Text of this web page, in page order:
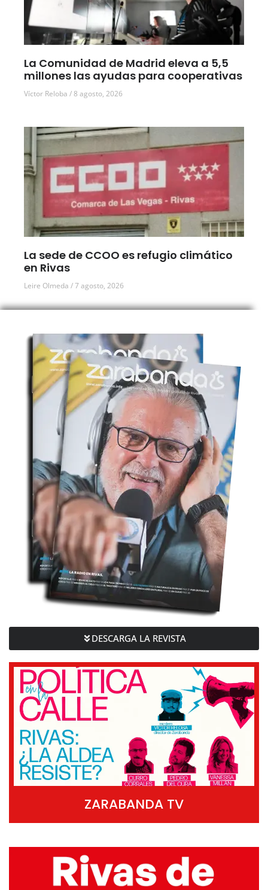
La Comunidad de Madrid eleva a 5,5
millones las ayudas para cooperativas
Víctor Reloba 8 agosto, 2026
La sede de CCOO es refugio climático
en Rivas
Leire Olmeda 7 agosto, 2026
DESCARGA LA REVISTA
ZARABANDA TV